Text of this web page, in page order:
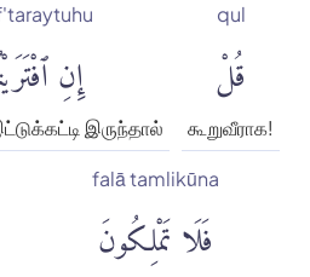
qul
قُلْ
கூறுவீராக!
إِنِ
இருந்தால்
falā tamlikūna
فَلَا تَمْلِكُونَ